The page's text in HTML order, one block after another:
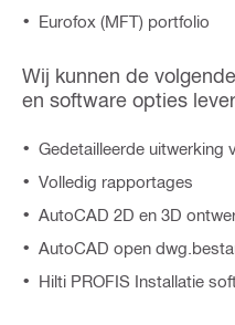
Eurofox (MFT) portfolio
Wij kunnen de
en software opties
Gedetailleerde uitwerking
Volledig rapportages
AutoCAD 2D en 3D
AutoCAD open
Hilti PROFIS Installatie